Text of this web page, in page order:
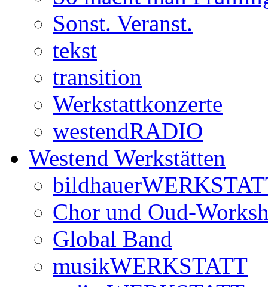
Sonst. Veranst.
tekst
transition
Werkstattkonzerte
westendRADIO
Westend Werkstätten
Chor und Oud-
Global Band
musikWERKSTATT